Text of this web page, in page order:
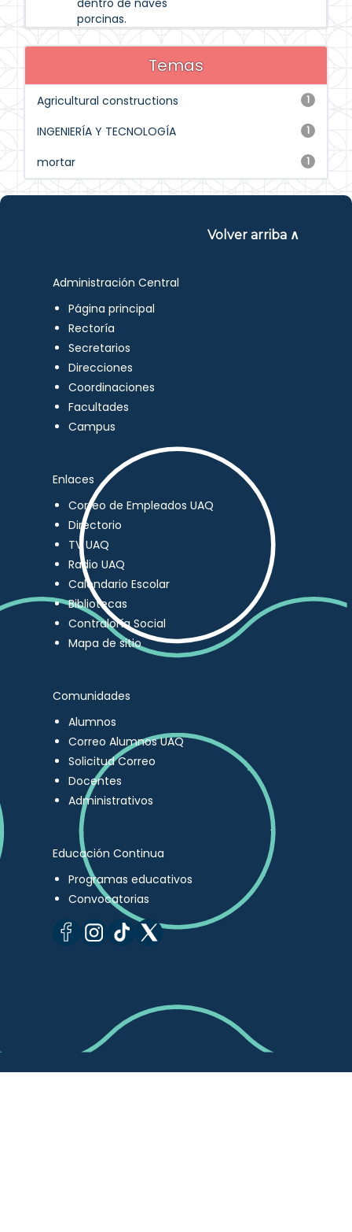
dentro de naves
porcinas.
Temas
1
Agricultural constructions
1
INGENIERÍA Y TECNOLOGÍA
1
mortar
Volver arriba ∧
Administración Central
Página principal
Rectoría
Secretarios
Direcciones
Coordinaciones
Facultades
Campus
Enlaces
Correo de Empleados UAQ
Directorio
TV UAQ
Radio UAQ
Calendario Escolar
Bibliotecas
Contraloría Social
Mapa de sitio
Comunidades
Alumnos
Correo Alumnos UAQ
Solicitud Correo
Docentes
Administrativos
Educación Continua
Programas educativos
Convocatorias